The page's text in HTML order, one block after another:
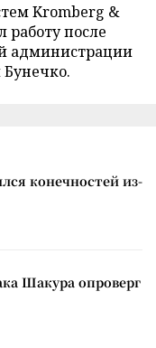
Kromberg &
после
администрации
конечностей из-
Шакура опроверг